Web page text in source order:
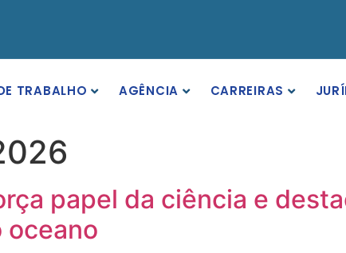
TRABALHO AGÊNCIA CARREIRAS
papel da ciência e
oceano